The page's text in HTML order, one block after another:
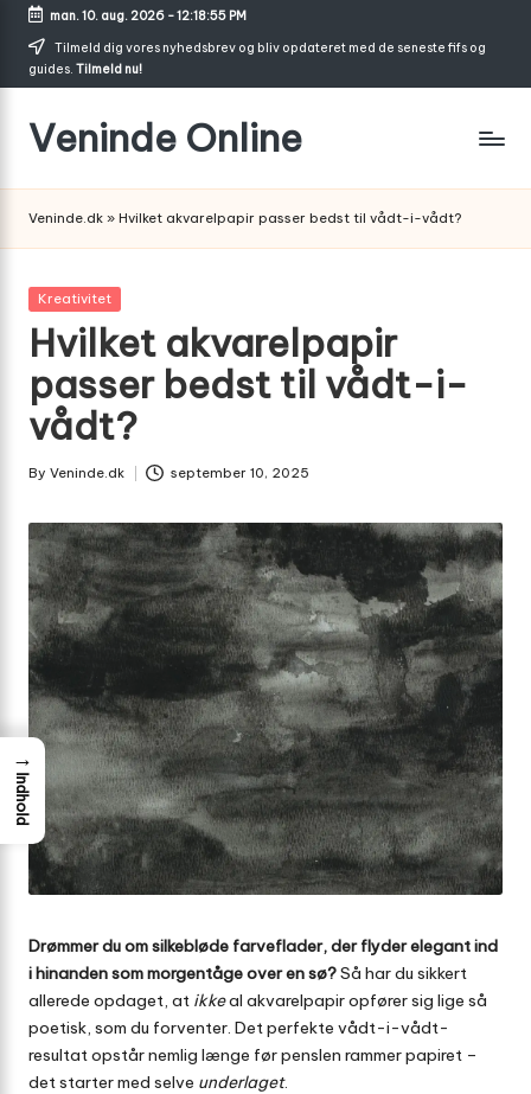
Skip
man. 10. aug. 2026-12:18:55 PM
Tilmeld dig vores nyhedsbrev og bliv opdateret med de seneste fifs og
guides. Tilmeld nu!
Veninde Online
inspiration
Veninde.dk » Hvilket akvarelpapir passer bedst til vådt-i-vådt?
Posted
Kreativitet
Hvilket akvarelpapir
passer bedst til vådt-i-
vådt?
Posted
By Veninde.dk september 10, 2025
Drømmer du om silkebløde farveflader, der flyder elegant ind
i hinanden som morgentåge over en sø?Så har du sikkert
allerede opdaget, at ikkeal akvarelpapir opfører sig lige så
poetisk, som du forventer. Det perfekte vådt-i-vådt-
resultat opstår nemlig længe før penslen rammer papiret –
det starter med selve underlaget.
→
Indhold